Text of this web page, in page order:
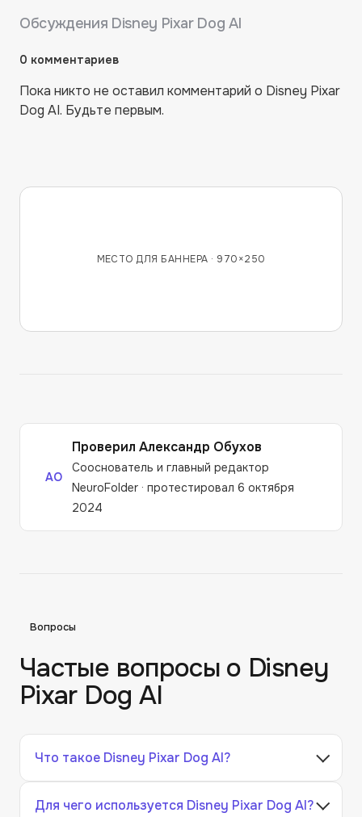
Обсуждения Disney Pixar Dog AI
0 комментариев
Пока никто не оставил комментарий о Disney Pixar
Dog AI. Будьте первым.
МЕСТО ДЛЯ БАННЕРА · 970×250
АО
Проверил Александр Обухов
Сооснователь и главный редактор
NeuroFolder · протестировал 6 октября
2024
Вопросы
Частые вопросы о Disney
Pixar Dog AI
Что такое Disney Pixar Dog AI?
Для чего используется Disney Pixar Dog AI?